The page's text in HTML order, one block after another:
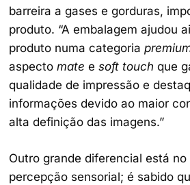
barreira a gases e gorduras,
produto. “A embalagem ajudou
produto numa categoria
aspecto mate e soft touch que
qualidade de impressão e
informações devido ao maior
alta definição das imagens.”
Outro grande diferencial está no
percepção sensorial; é sabido